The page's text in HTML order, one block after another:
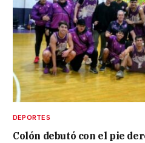
DEPORTES
Colón debutó con el pie